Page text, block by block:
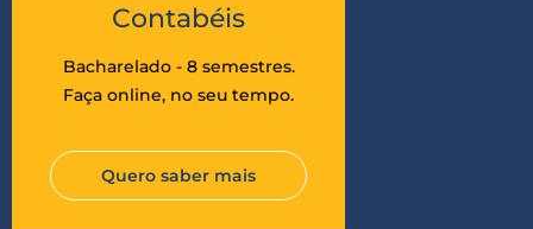
Contabéis
Bacharelado - 8 semestres.
Faça online, no seu tempo.
Quero saber mais